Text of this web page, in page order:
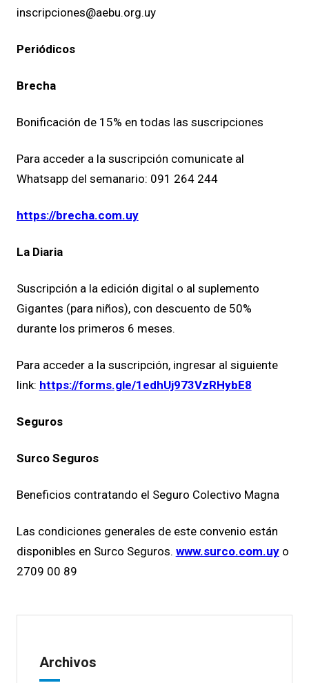
inscripciones@aebu.org.uy
Periódicos
Brecha
Bonificación de 15% en todas las suscripciones
Para acceder a la suscripción comunicate al
Whatsapp del semanario: 091 264 244
https://brecha.com.uy
La Diaria
Suscripción a la edición digital o al suplemento
Gigantes (para niños), con descuento de 50%
durante los primeros 6 meses.
Para acceder a la suscripción, ingresar al siguiente
link: https://forms.gle/1edhUj973VzRHybE8
Seguros
Surco Seguros
Beneficios contratando el Seguro Colectivo Magna
Las condiciones generales de este convenio están
disponibles en Surco Seguros. www.surco.com.uyo
2709 00 89
Archivos